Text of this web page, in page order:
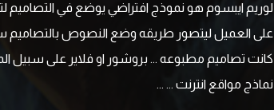
لوريم ايبسوم هو نموذج افتراضي يوضع في التصاميم
على العميل ليتصور طريقه وضع النصوص بالتصاميم
كانت تصاميم مطبوعه ... بروشور او فلاير على سبيل
نماذج مواقع انترنت ... ...